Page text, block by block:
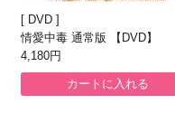
DVD
情愛中毒 通常版 【DVD】
4,180円
カートに入れる